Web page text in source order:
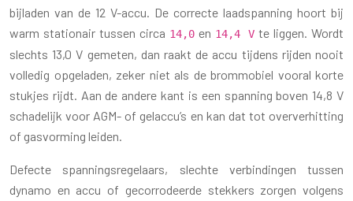
bijladen van de 12 V-accu. De correcte laadspanning hoort bij
warm stationair tussen circa 14,0 en 14,4 V te liggen. Wordt
slechts 13,0 V gemeten, dan raakt de accu tijdens rijden nooit
volledig opgeladen, zeker niet als de brommobiel vooral korte
stukjes rijdt. Aan de andere kant is een spanning boven 14,8 V
schadelijk voor AGM- of gelaccu’s en kan dat tot oververhitting
of gasvorming leiden.
Defecte spanningsregelaars, slechte verbindingen tussen
dynamo en accu of gecorrodeerde stekkers zorgen volgens